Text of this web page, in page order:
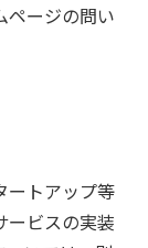
ページの問い
ートアップ等
ービスの実装